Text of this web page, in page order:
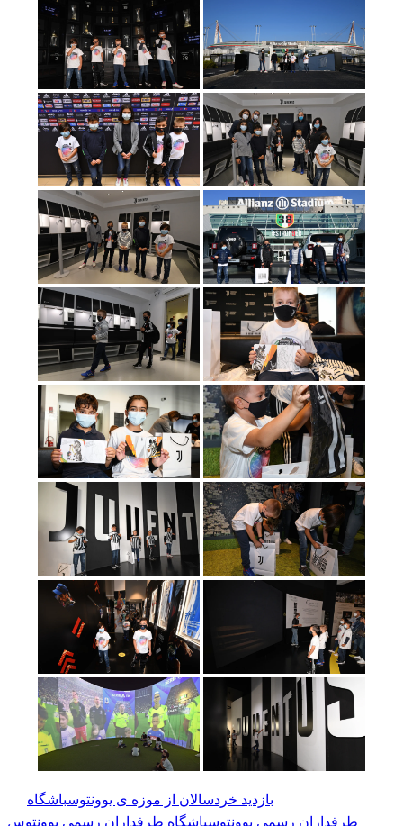
بازدید خردسالان از موزه ی یوونتوسباشگاه
طرفداران رسمی یوونتوسباشگاه طرفداران رسمی یوونتوس